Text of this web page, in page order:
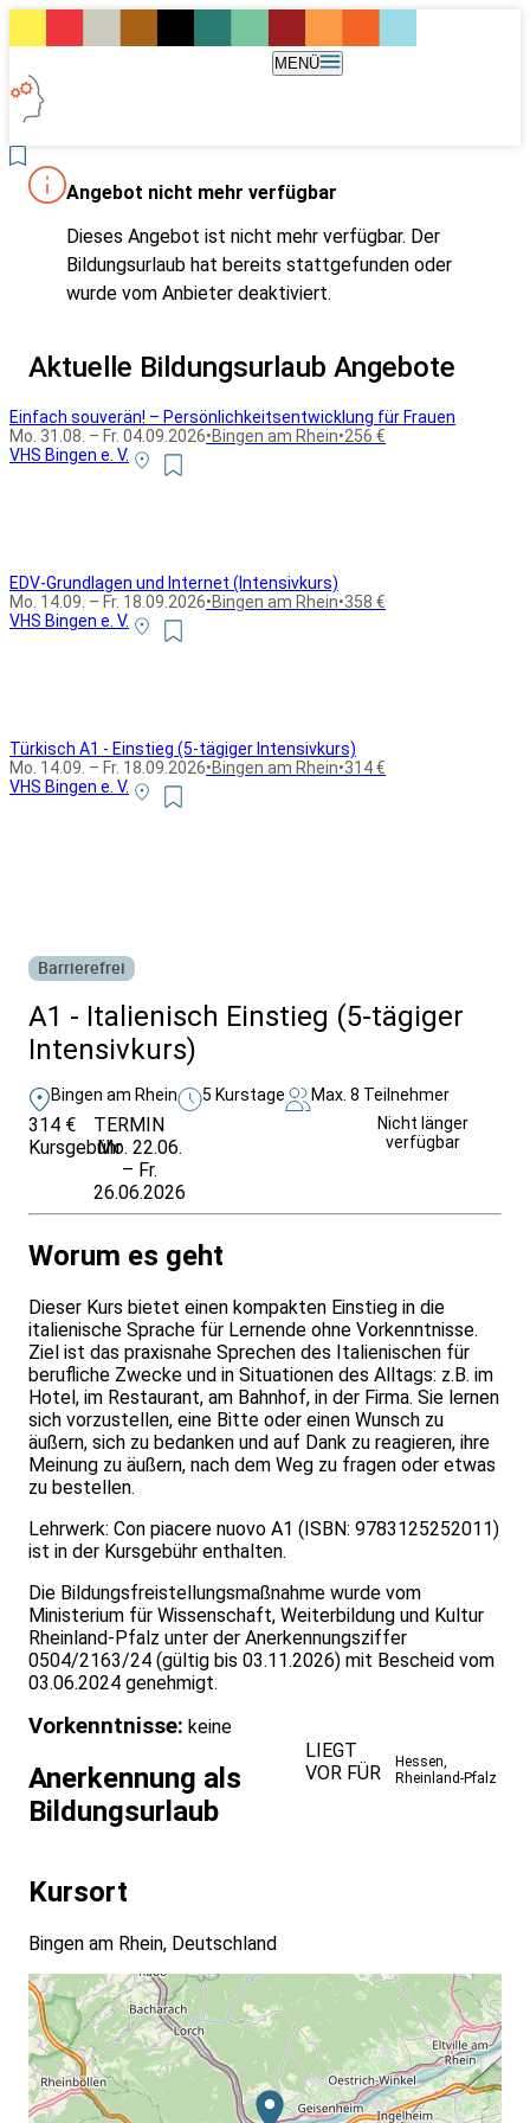
MENÜ
Angebot nicht mehr verfügbar
Dieses Angebot ist nicht mehr verfügbar. Der
Bildungsurlaub hat bereits stattgefunden oder
wurde vom Anbieter deaktiviert.
Aktuelle Bildungsurlaub Angebote
Einfach souverän! – Persönlichkeitsentwicklung für Frauen
Mo. 31.08. – Fr. 04.09.2026•Bingen am Rhein•256 €
VHS Bingen e. V.
EDV-Grundlagen und Internet (Intensivkurs)
Mo. 14.09. – Fr. 18.09.2026•Bingen am Rhein•358 €
VHS Bingen e. V.
Türkisch A1 - Einstieg (5-tägiger Intensivkurs)
Mo. 14.09. – Fr. 18.09.2026•Bingen am Rhein•314 €
VHS Bingen e. V.
Barrierefrei
A1 - Italienisch Einstieg (5-tägiger
Intensivkurs)
Bingen am Rhein 5 Kurstage Max. 8 Teilnehmer
314 €
Kursgebühr
TERMIN
Mo. 22.06.
– Fr.
26.06.2026
Nicht länger
verfügbar
Worum es geht
Dieser Kurs bietet einen kompakten Einstieg in die
italienische Sprache für Lernende ohne Vorkenntnisse.
Ziel ist das praxisnahe Sprechen des Italienischen für
berufliche Zwecke und in Situationen des Alltags: z.B. im
Hotel, im Restaurant, am Bahnhof, in der Firma. Sie lernen
sich vorzustellen, eine Bitte oder einen Wunsch zu
äußern, sich zu bedanken und auf Dank zu reagieren, ihre
Meinung zu äußern, nach dem Weg zu fragen oder etwas
zu bestellen.
Lehrwerk: Con piacere nuovo A1 (ISBN: 9783125252011)
ist in der Kursgebühr enthalten.
Die Bildungsfreistellungsmaßnahme wurde vom
Ministerium für Wissenschaft, Weiterbildung und Kultur
Rheinland-Pfalz unter der Anerkennungsziffer
0504/2163/24 (gültig bis 03.11.2026) mit Bescheid vom
03.06.2024 genehmigt.
Vorkenntnisse: keine
Anerkennung als
Bildungsurlaub
LIEGT
VOR FÜR
Hessen
Rheinland-Pfalz
Kursort
Bingen am Rhein, Deutschland